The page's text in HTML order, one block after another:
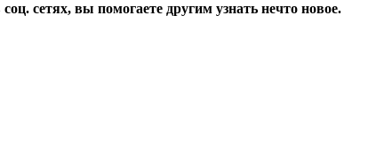
сетях, вы помогаете другим узнать нечто новое.